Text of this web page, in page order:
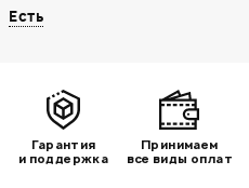
Есть
Гарантия
и поддержка
Принимаем
все виды оплат